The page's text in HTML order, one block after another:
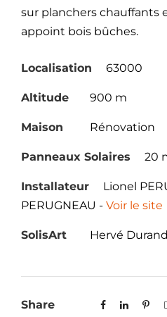
sur planchers chauffants
appoint bois bûches.
Localisation 63000
Altitude 900 m
Maison Rénovation
Panneaux Solaires 20
Installateur
Lionel
PERUGNEAU - Voir le site
SolisArt Hervé Durand
Share